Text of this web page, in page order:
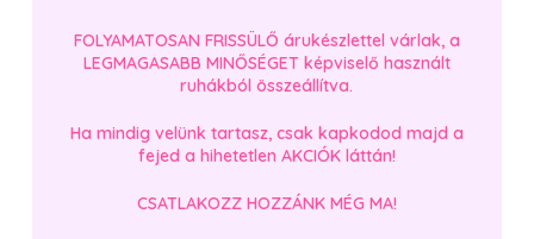
FOLYAMATOSAN FRISSÜLŐ árukészlettel várlak, a
LEGMAGASABB MINŐSÉGET képviselő használt
ruhákból összeállítva.
Ha mindig velünk tartasz, csak kapkodod majd a
fejed a hihetetlen AKCIÓK láttán!
CSATLAKOZZ HOZZÁNK MÉG MA!